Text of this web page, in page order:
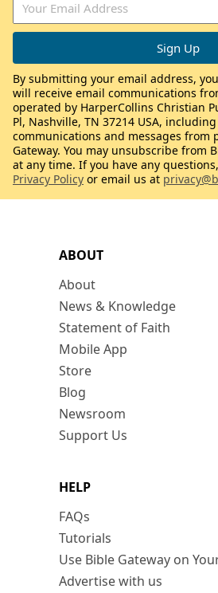
ABOUT
About
News & Knowledge
Statement of Faith
Mobile App
Store
Blog
Newsroom
Support Us
HELP
FAQs
Tutorials
Use Bible Gateway on
Advertise with us
By submitting your email address,
will receive email communications
operated by HarperCollins Christian
Pl, Nashville, TN 37214 USA,
communications and messages from
Gateway. You may unsubscribe from
at any time. If you have any
Privacy Policy or email us at